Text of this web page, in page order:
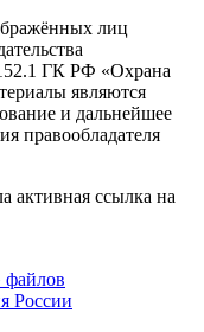
лиц
ГК РФ «Охрана
являются
и дальнейшее
правообладателя
активная ссылка на
файлов
России